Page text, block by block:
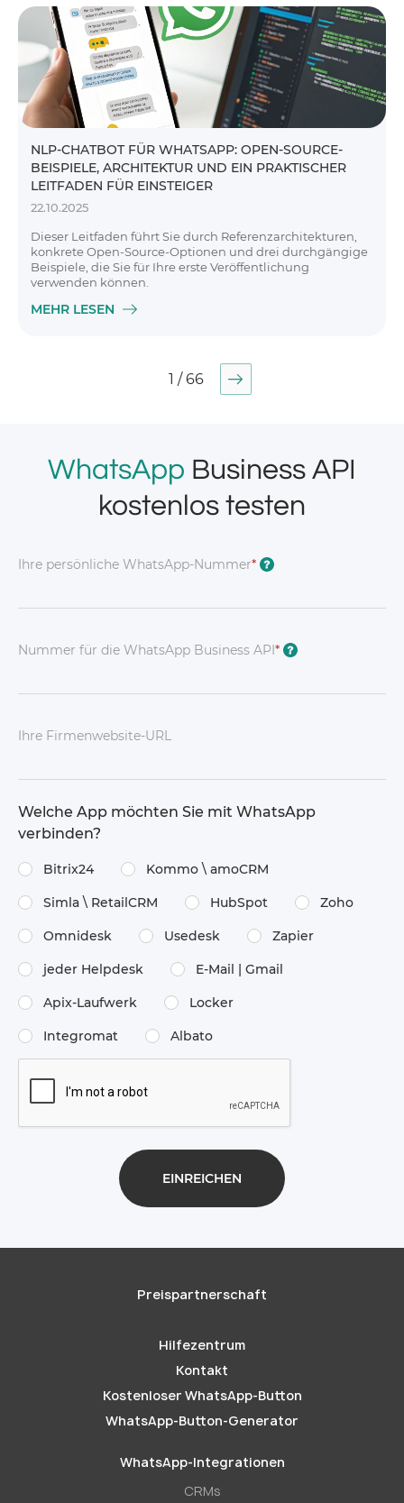
NLP-CHATBOT FÜR WHATSAPP: OPEN-SOURCE-
BEISPIELE, ARCHITEKTUR UND EIN PRAKTISCHER
LEITFADEN FÜR EINSTEIGER
22.10.2025
Dieser Leitfaden führt Sie durch Referenzarchitekturen,
konkrete Open-Source-Optionen und drei durchgängige
Beispiele, die Sie für Ihre erste Veröffentlichung
verwenden können.
MEHR LESEN
1 / 66
WhatsApp Business API
kostenlos testen
Ihre persönliche WhatsApp-Nummer* ?
Nummer für die WhatsApp Business API* ?
Ihre Firmenwebsite-URL
Welche App möchten Sie mit WhatsApp
verbinden?
Bitrix24 Kommo \​ amoCRM
Simla \​ RetailCRM HubSpot Zoho
Omnidesk Usedesk Zapier
jeder Helpdesk E-Mail | Gmail
Apix-Laufwerk Locker
Integromat Albato
Preispartnerschaft
Hilfezentrum
Kontakt
Kostenloser WhatsApp-Button
WhatsApp-Button-Generator
WhatsApp-Integrationen
CRMs